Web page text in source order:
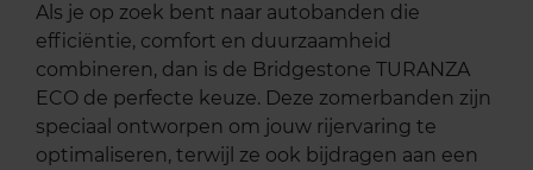
Als je op zoek bent naar autobanden die
efficiëntie, comfort en duurzaamheid
combineren, dan is de Bridgestone TURANZA
ECO de perfecte keuze. Deze zomerbanden zijn
speciaal ontworpen om jouw rijervaring te
optimaliseren, terwijl ze ook bijdragen aan een